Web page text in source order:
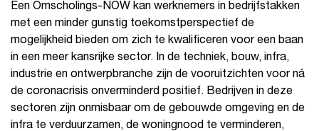
Een Omscholings-NOW kan werknemers in bedrijfstakken
met een minder gunstig toekomstperspectief de
mogelijkheid bieden om zich te kwalificeren voor een baan
in een meer kansrijke sector. In de techniek, bouw, infra,
industrie en ontwerpbranche zijn de vooruitzichten voor ná
de coronacrisis onverminderd positief. Bedrijven in deze
sectoren zijn onmisbaar om de gebouwde omgeving en de
infra te verduurzamen, de woningnood te verminderen,